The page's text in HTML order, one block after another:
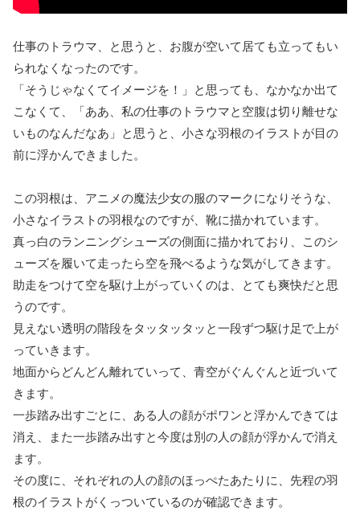
仕事のトラウマ、と思うと、お腹が空いて居ても立ってもい
られなくなったのです。
「そうじゃなくてイメージを！」と思っても、なかなか出て
こなくて、「ああ、私の仕事のトラウマと空腹は切り離せな
いものなんだなあ」と思うと、小さな羽根のイラストが目の
前に浮かんできました。
この羽根は、アニメの魔法少女の服のマークになりそうな、
小さなイラストの羽根なのですが、靴に描かれています。
真っ白のランニングシューズの側面に描かれており、このシ
ューズを履いて走ったら空を飛べるような気がしてきます。
助走をつけて空を駆け上がっていくのは、とても爽快だと思
うのです。
見えない透明の階段をタッタッタッと一段ずつ駆け足で上が
っていきます。
地面からどんどん離れていって、青空がぐんぐんと近づいて
きます。
一歩踏み出すごとに、ある人の顔がポワンと浮かんできては
消え、また一歩踏み出すと今度は別の人の顔が浮かんで消え
ます。
その度に、それぞれの人の顔のほっぺたあたりに、先程の羽
根のイラストがくっついているのが確認できます。